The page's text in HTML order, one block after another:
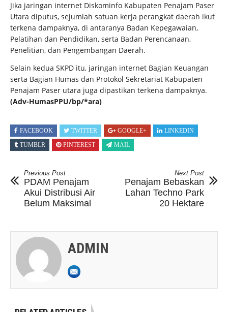
Jika jaringan internet Diskominfo Kabupaten Penajam Paser
Utara diputus, sejumlah satuan kerja perangkat daerah ikut
terkena dampaknya, di antaranya Badan Kepegawaian,
Pelatihan dan Pendidikan, serta Badan Perencanaan,
Penelitian, dan Pengembangan Daerah.
Selain kedua SKPD itu, jaringan internet Bagian Keuangan
serta Bagian Humas dan Protokol Sekretariat Kabupaten
Penajam Paser utara juga dipastikan terkena dampaknya.
(Adv-HumasPPU/bp/*ara)
FACEBOOK TWITTER GOOGLE+
LINKEDIN
TUMBLR
PINTEREST MAIL
Previous Post
PDAM Penajam
Akui Distribusi Air
Belum Maksimal
Next Post
Penajam Bebaskan
Lahan Techno Park
20 Hektare
ADMIN